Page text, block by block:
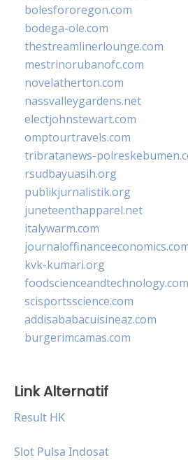
bolesfororegon.com
bodega-ole.com
thestreamlinerlounge.com
mestrinorubanofc.com
novelatherton.com
nassvalleygardens.net
electjohnstewart.com
omptourtravels.com
tribratanews-
rsudbayuasih.org
publikjurnalistik.org
juneteenthapparel.net
italywarm.com
kvk-kumari.org
foodscienceandtechnology.com
scisportsscience.com
addisababacuisineaz.com
burgerimcamas.com
Link Alternatif
Result HK
Slot Pulsa Indosat